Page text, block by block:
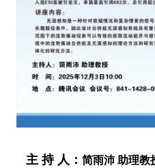
主 持 人：简雨沛 助理教